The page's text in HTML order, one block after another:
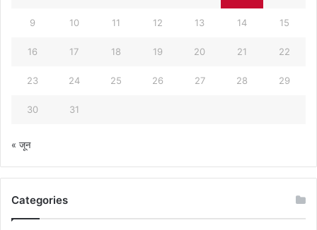
9 10 11 12 13 14 15
16 17 18 19 20 21 22
23 24 25 26 27 28 29
30 31
« जून
Categories